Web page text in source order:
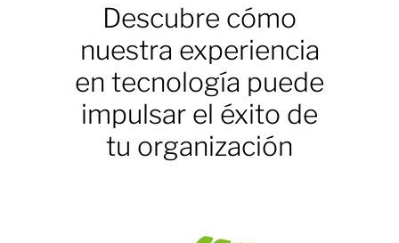
Descubre cómo
nuestra experiencia
en tecnología puede
impulsar el éxito de
tu organización